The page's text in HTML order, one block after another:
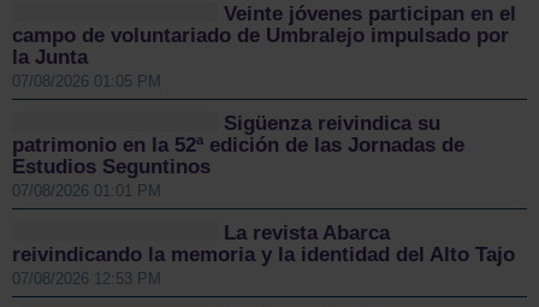
Veinte jóvenes participan en el
campo de voluntariado de Umbralejo impulsado por
la Junta
07/08/2026 01:05 PM
Sigüenza reivindica su
patrimonio en la 52ª edición de las Jornadas de
Estudios Seguntinos
07/08/2026 01:01 PM
La revista Abarca
reivindicando la memoria y la identidad del Alto Tajo
07/08/2026 12:53 PM